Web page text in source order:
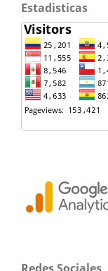
Estadisticas